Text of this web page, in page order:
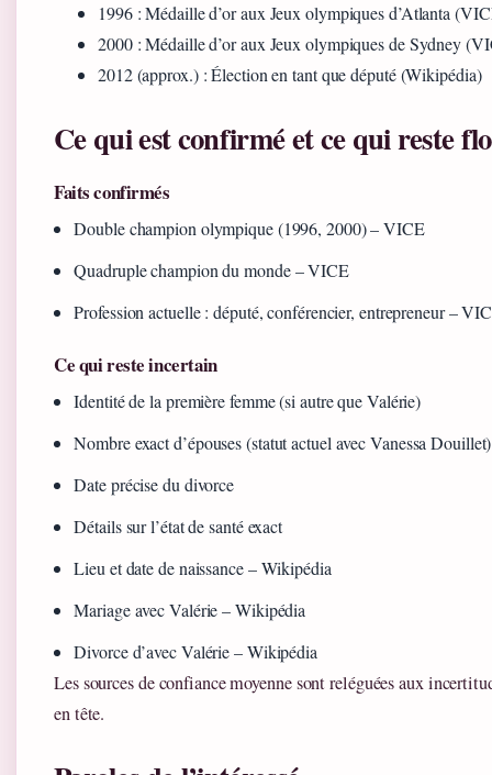
1996: Médaille d’or aux Jeux olympiques d’Atlanta
2000: Médaille d’or aux Jeux olympiques de Sydney
2012 (approx.): Élection en tant que député (Wikipédia)
Ce qui est confirmé et ce qui reste
Faits confirmés
Double champion olympique (1996, 2000) – VICE
Quadruple champion du monde – VICE
Profession actuelle : député, conférencier, entrepreneur –
Ce qui reste incertain
Identité de la première femme (si autre que Valérie)
Nombre exact d’épouses (statut actuel avec Vanessa Douillet)
Date précise du divorce
Détails sur l’état de santé exact
Lieu et date de naissance – Wikipédia
Mariage avec Valérie – Wikipédia
Divorce d’avec Valérie – Wikipédia
Les sources de confiance moyenne sont reléguées aux
en tête.